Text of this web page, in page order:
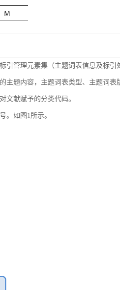
引管理元素集（主题词表信息及标引
主题内容，主题词表类型、主题词表
文献赋予的分类代码。
。如图1所示。